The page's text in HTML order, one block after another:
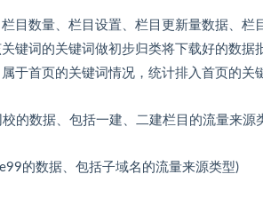
目数量、栏目设置、栏目更新量数据、栏
键词的关键词做初步归类将下载好的数
于首页的关键词情况，统计排入首页的关
的数据、包括一建、二建栏目的流量来源
的数据、包括子域名的流量来源类型)